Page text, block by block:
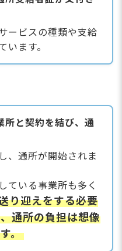
ービスの種類や支給
います。
所と契約を結び、通
、通所が開始されま
ている事業所も多く
り迎えをする必要
通所の負担は想像
。